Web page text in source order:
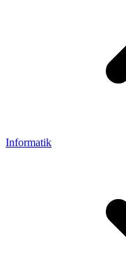
Informatik